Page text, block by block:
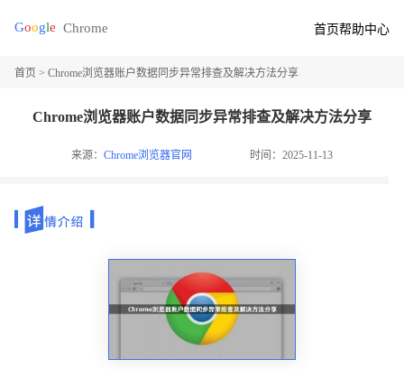
首页帮助中心
首页 > Chrome浏览器账户数据同步异常排查及解决方法分享
Chrome浏览器账户数据同步异常排查及解决方法分享
来源：Chrome浏览器官网 时间：2025-11-13